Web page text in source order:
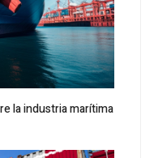
la industria marítima